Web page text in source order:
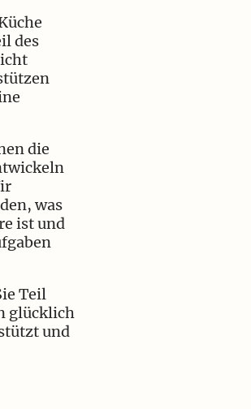
des
die
was
ist und
Teil
glücklich
und